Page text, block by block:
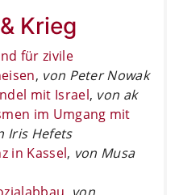
Krieg
für zivile
, von Peter Nowak
mit Israel, von ak
im Umgang mit
Iris Hefets
in Kassel, von Musa